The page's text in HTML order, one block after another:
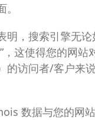
明，搜索引擎无
，这使得您的网站
的访问者/客户来
数据与您的网